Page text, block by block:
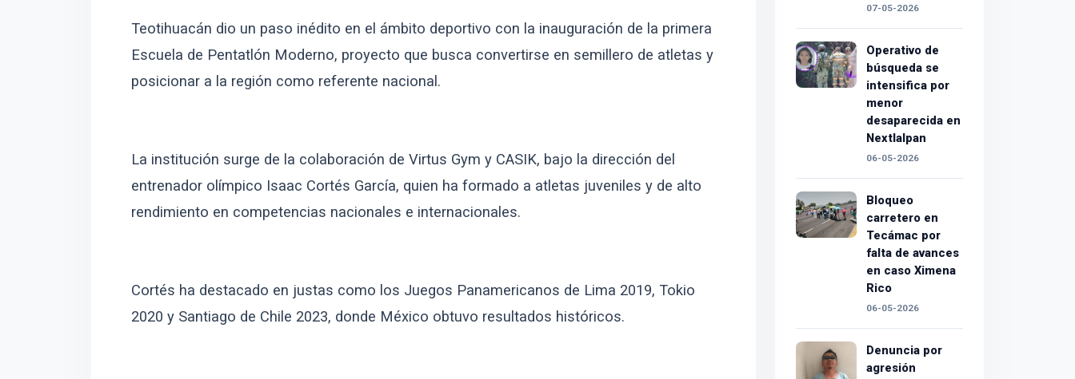
Teotihuacán dio un paso inédito en el ámbito deportivo con la inauguración de la primera
Escuela de Pentatlón Moderno, proyecto que busca convertirse en semillero de atletas y
posicionar a la región como referente nacional.
La institución surge de la colaboración de Virtus Gym y CASIK, bajo la dirección del
entrenador olímpico Isaac Cortés García, quien ha formado a atletas juveniles y de alto
rendimiento en competencias nacionales e internacionales.
Cortés ha destacado en justas como los Juegos Panamericanos de Lima 2019, Tokio
2020 y Santiago de Chile 2023, donde México obtuvo resultados históricos.
07-05-2026
Operativo de
búsqueda se
intensifica por
menor
desaparecida en
Nextlalpan
06-05-2026
Bloqueo
carretero en
Tecámac por
falta de avances
en caso Ximena
Rico
06-05-2026
Denuncia por
agresión